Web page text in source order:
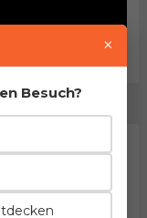
×
Besuch?